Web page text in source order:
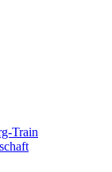
Train